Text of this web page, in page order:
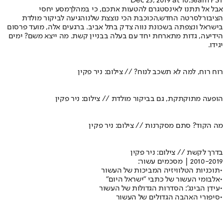
אבל אל תתנו לאינסטגרם להטעות אתכם, כי במהלךמסע יחסי
הציבורלסרטה החדש,הכוכבת הכי נוצצת שלנוהגיעה לביקור מולדת
בישראל ונצפתה בשכונת נווה צדק בתל אביב. ברגעים אלה, מועד פרסום
הידיעה, גדות מתארחת יחד עם בעלה בבניין קשת. מה ייצא משם? ימים
יגידו.
רוח רוח, למה לא תשכב לנוח? // צילום: ניר פקין
הופעה מתוקתקת, גם בביקור מולדת // צילום: ניר פקין
מה הקוד? סתם מסקרנות // צילום: ניר פקין
בדרך לקשת // צילום: ניר פקין
2010-2019 | מסכמים עשור:
•תוכניות הטלוויזיה המביכות של העשור
•אלבומי העשור של כתבי "ישראל היום"
•עידן הבינג': הסדרות הגדולות של העשור
•סיפורי האהבה הגדולים של העשור